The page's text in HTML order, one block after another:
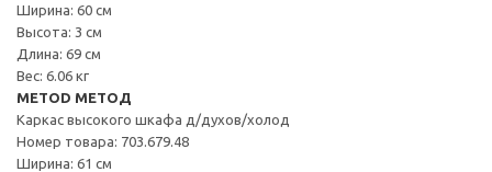
Ширина: 60 см
Высота: 3 см
Длина: 69 см
Вес: 6.06 кг
METOD МЕТОД
Каркас высокого шкафа д/духов/холод
Номер товара: 703.679.48
Ширина: 61 см